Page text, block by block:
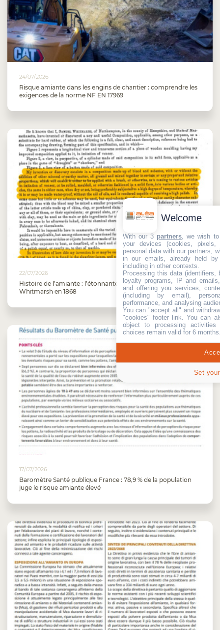
24/07/2026
Risque amiante dans les engins de chantier : comprendre les
exigences de la norme NF EN 17969
22/07/2026
Histoire de l’amiante : l’étonnante invention de Samuel
Whitmarsh en 1868
17/07/2026
Baromètre Santé publique France : 78,9 % de la population
juge le risque amiante élevé
Welcome
With our 3 partners, we wish to
your devices (cookies,
personal data with our partners,
in our emails, already held
including in other contexts.
Processing this data (identifiers,
loyalty programs, IP and
and offering you services,
(including by email),
performance, and analysing
You can "accept all" and
"cookies" footer link. You can
object to processing
choices remain valid for 6
Set